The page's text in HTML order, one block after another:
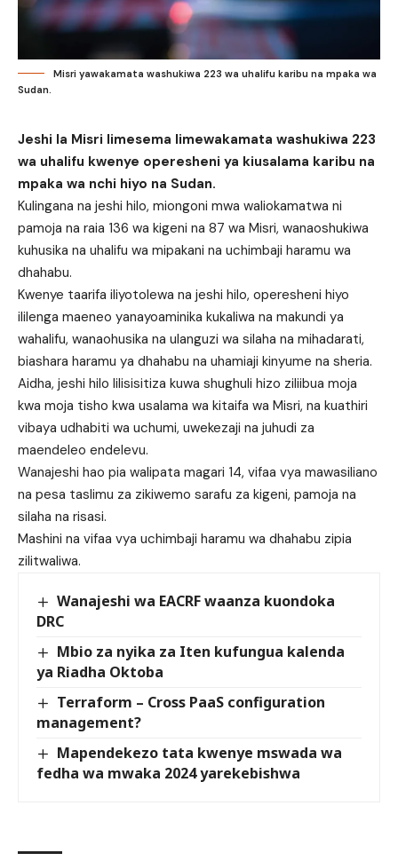
Misri yawakamata washukiwa 223 wa uhalifu karibu na mpaka wa
Sudan.
Jeshi la Misri limesema limewakamata washukiwa 223
wa uhalifu kwenye operesheni ya kiusalama karibu na
mpaka wa nchi hiyo na Sudan.
Kulingana na jeshi hilo, miongoni mwa waliokamatwa ni
pamoja na raia 136 wa kigeni na 87 wa Misri, wanaoshukiwa
kuhusika na uhalifu wa mipakani na uchimbaji haramu wa
dhahabu.
Kwenye taarifa iliyotolewa na jeshi hilo, operesheni hiyo
ililenga maeneo yanayoaminika kukaliwa na makundi ya
wahalifu, wanaohusika na ulanguzi wa silaha na mihadarati,
biashara haramu ya dhahabu na uhamiaji kinyume na sheria.
Aidha, jeshi hilo lilisisitiza kuwa shughuli hizo ziliibua moja
kwa moja tisho kwa usalama wa kitaifa wa Misri, na kuathiri
vibaya udhabiti wa uchumi, uwekezaji na juhudi za
maendeleo endelevu.
Wanajeshi hao pia walipata magari 14, vifaa vya mawasiliano
na pesa taslimu za zikiwemo sarafu za kigeni, pamoja na
silaha na risasi.
Mashini na vifaa vya uchimbaji haramu wa dhahabu zipia
zilitwaliwa.
Wanajeshi wa EACRF waanza kuondoka
DRC
Mbio za nyika za Iten kufungua kalenda
ya Riadha Oktoba
Terraform – Cross PaaS configuration
management?
Mapendekezo tata kwenye mswada wa
fedha wa mwaka 2024 yarekebishwa